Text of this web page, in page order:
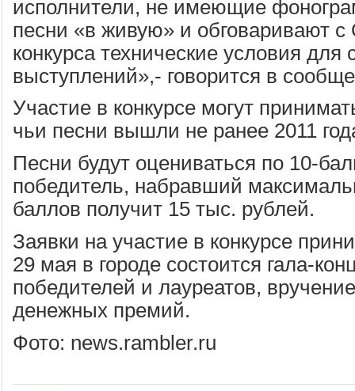
исполнители, не имеющие
песни «в живую» и обговаривают с
конкурса технические условия для
выступлений»,- говорится в
Участие в конкурсе могут
чьи песни вышли не ранее 2011
Песни будут оцениваться по 10-
победитель, набравший
баллов получит 15 тыс. рублей.
Заявки на участие в конкурсе
29 мая в городе состоится гала-
победителей и лауреатов,
денежных премий.
Фото: news.rambler.ru